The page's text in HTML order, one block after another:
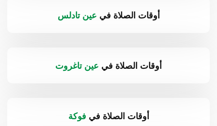
أوقات الصلاة في عين تادلس
أوقات الصلاة في عين تاغروت
أوقات الصلاة في فوكة